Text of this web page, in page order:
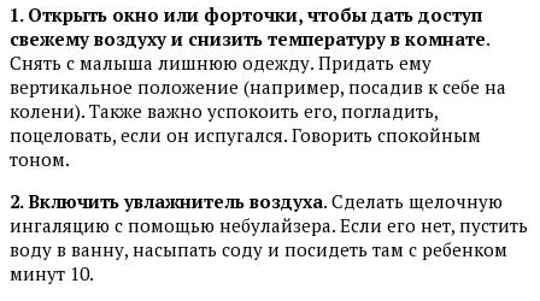
1. Открыть окно или форточки, чтобы дать доступ
свежему воздуху и снизить температуру в комнате.
Снять с малыша лишнюю одежду. Придать ему
вертикальное положение (например, посадив к себе на
колени). Также важно успокоить его, погладить,
поцеловать, если он испугался. Говорить спокойным
тоном.
2. Включить увлажнитель воздуха. Сделать щелочную
ингаляцию с помощью небулайзера. Если его нет, пустить
воду в ванну, насыпать соду и посидеть там с ребенком
минут 10.